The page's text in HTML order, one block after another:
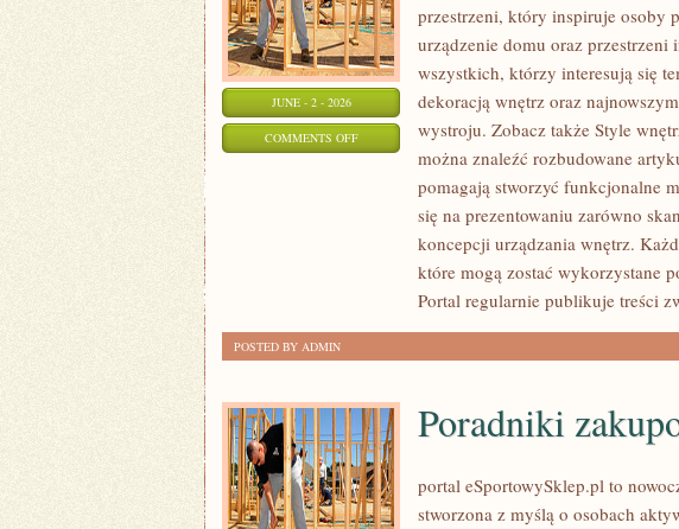
JUNE - 2 - 2026
COMMENTS OFFON
MATERIAŁY
przestrzeni, który inspiruje osoby
urządzenie domu oraz
wszystkich, którzy interesują się
dekoracją wnętrz oraz
wystroju. Zobacz także Style
można znaleźć rozbudowane
pomagają stworzyć funkcjonalne
się na prezentowaniu zarówno
koncepcji urządzania wnętrz.
które mogą zostać wykorzystane
Portal regularnie publikuje treści
POSTED BY ADMIN
Poradniki
portal eSportowySklep.pl to
stworzona z myślą o osobach